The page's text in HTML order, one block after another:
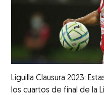
Liguilla Clausura 2023:
los cuartos de final de la